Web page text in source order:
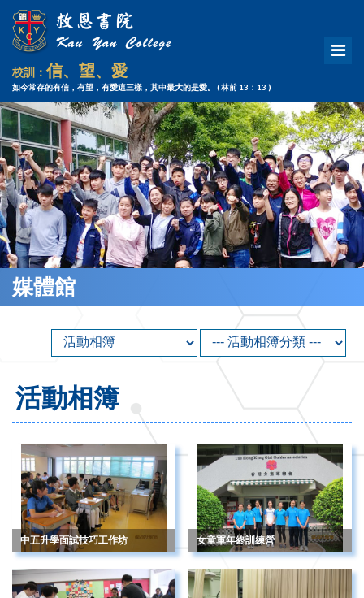
校訓：信、望、愛
如今常存的有信，有望，有愛這三樣，其中最大的是愛。 ( 林前 13：13 )
媒體館
活動相簿
中五升學面試技巧工作坊 女童軍年終訓練營